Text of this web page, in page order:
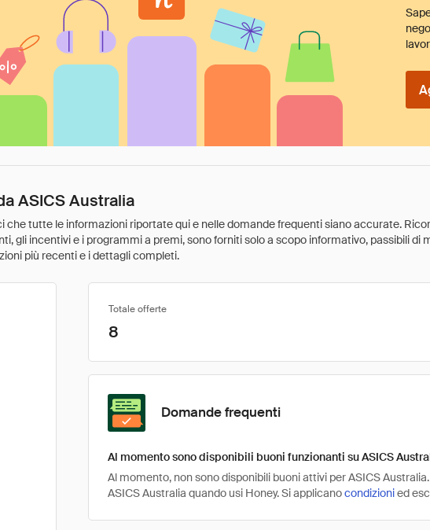
ASICS Australia
che tutte le informazioni riportate qui e nelle domande frequenti siano accurate.
gli incentivi e i programmi a premi, sono forniti solo a scopo informativo, passibili
più recenti e i dettagli completi.
Totale offerte
8
Domande frequenti
Al momento sono disponibili buoni funzionanti su ASICS
Al momento, non sono disponibili buoni attivi per ASICS
ASICS Australia quando usi Honey. Si applicanocondizionied